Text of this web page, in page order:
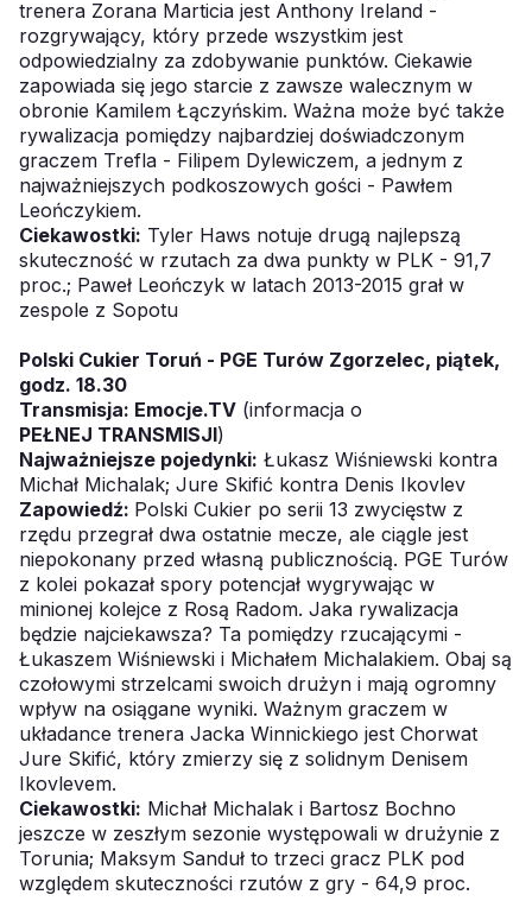
trenera Zorana Marticia jest Anthony Ireland -
rozgrywający, który przede wszystkim jest
odpowiedzialny za zdobywanie punktów. Ciekawie
zapowiada się jego starcie z zawsze walecznym w
obronie Kamilem Łączyńskim. Ważna może być także
rywalizacja pomiędzy najbardziej doświadczonym
graczem Trefla - Filipem Dylewiczem, a jednym z
najważniejszych podkoszowych gości - Pawłem
Leończykiem.
Ciekawostki: Tyler Haws notuje drugą najlepszą
skuteczność w rzutach za dwa punkty w PLK - 91,7
proc.; Paweł Leończyk w latach 2013-2015 grał w
zespole z Sopotu
Polski Cukier Toruń - PGE Turów Zgorzelec, piątek,
godz. 18.30
Transmisja: Emocje.TV (informacja o
PEŁNEJ TRANSMISJI)
Najważniejsze pojedynki: Łukasz Wiśniewski kontra
Michał Michalak; Jure Skifić kontra Denis Ikovlev
Zapowiedź: Polski Cukier po serii 13 zwycięstw z
rzędu przegrał dwa ostatnie mecze, ale ciągle jest
niepokonany przed własną publicznością. PGE Turów
z kolei pokazał spory potencjał wygrywając w
minionej kolejce z Rosą Radom. Jaka rywalizacja
będzie najciekawsza? Ta pomiędzy rzucającymi -
Łukaszem Wiśniewski i Michałem Michalakiem. Obaj są
czołowymi strzelcami swoich drużyn i mają ogromny
wpływ na osiągane wyniki. Ważnym graczem w
układance trenera Jacka Winnickiego jest Chorwat
Jure Skifić, który zmierzy się z solidnym Denisem
Ikovlevem.
Ciekawostki: Michał Michalak i Bartosz Bochno
jeszcze w zeszłym sezonie występowali w drużynie z
Torunia; Maksym Sanduł to trzeci gracz PLK pod
względem skuteczności rzutów z gry - 64,9 proc.